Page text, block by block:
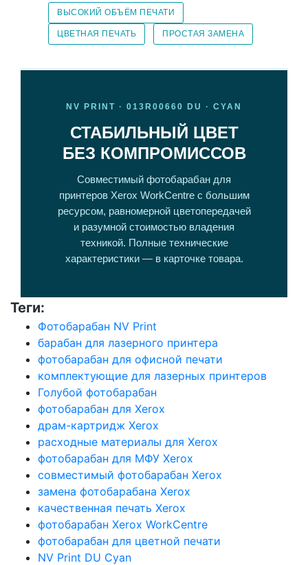
ВЫСОКИЙ ОБЪЁМ ПЕЧАТИ
ЦВЕТНАЯ ПЕЧАТЬ ПРОСТАЯ ЗАМЕНА
NV PRINT · 013R00660 DU · CYAN
СТАБИЛЬНЫЙ ЦВЕТ
БЕЗ КОМПРОМИССОВ
Совместимый фотобарабан для
принтеров Xerox WorkCentre с большим
ресурсом, равномерной цветопередачей
и разумной стоимостью владения
техникой. Полные технические
характеристики — в карточке товара.
Теги:
Фотобарабан NV Print
барабан для лазерного принтера
фотобарабан для офисной печати
комплектующие для лазерных принтеров
Голубой фотобарабан
фотобарабан для Xerox
драм-картридж Xerox
расходные материалы для Xerox
фотобарабан для МФУ Xerox
совместимый фотобарабан Xerox
замена фотобарабана Xerox
качественная печать Xerox
фотобарабан Xerox WorkCentre
фотобарабан для цветной печати
NV Print DU Cyan